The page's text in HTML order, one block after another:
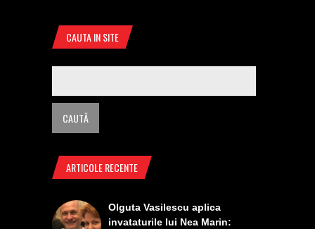
CAUTA IN SITE
ARTICOLE RECENTE
Olguta Vasilescu aplica
invataturile lui Nea Marin: